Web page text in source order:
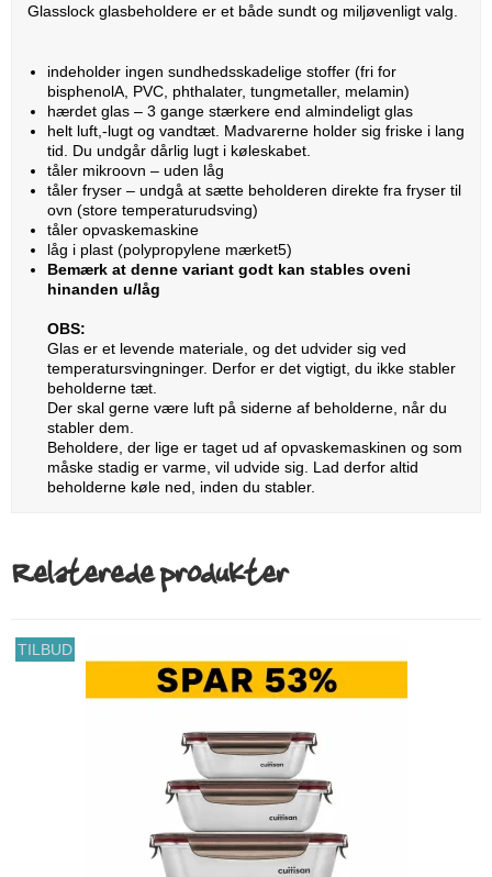
Glasslock glasbeholdere er et både sundt og miljøvenligt valg.
indeholder ingen sundhedsskadelige stoffer (fri for
bisphenolA, PVC, phthalater, tungmetaller, melamin)
hærdet glas – 3 gange stærkere end almindeligt glas
helt luft,-lugt og vandtæt. Madvarerne holder sig friske i lang
tid. Du undgår dårlig lugt i køleskabet.
tåler mikroovn – uden låg
tåler fryser – undgå at sætte beholderen direkte fra fryser til
ovn (store temperaturudsving)
tåler opvaskemaskine
låg i plast (polypropylene mærket5)
Bemærk at denne variant godt kan stables oveni
hinanden u/låg
OBS:
Glas er et levende materiale, og det udvider sig ved
temperatursvingninger. Derfor er det vigtigt, du ikke stabler
beholderne tæt.
Der skal gerne være luft på siderne af beholderne, når du
stabler dem.
Beholdere, der lige er taget ud af opvaskemaskinen og som
måske stadig er varme, vil udvide sig. Lad derfor altid
beholderne køle ned, inden du stabler.
Relaterede produkter
TILBUD